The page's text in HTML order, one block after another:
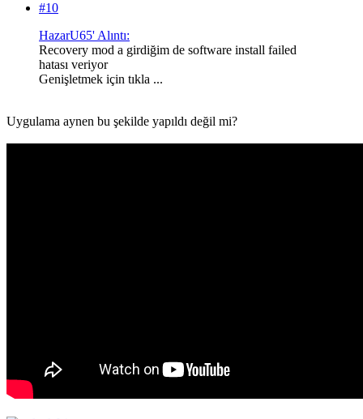
#10
HazarU65' Alıntı:
Recovery mod a girdiğim de software install failed
hatası veriyor
Genişletmek için tıkla ...
Uygulama aynen bu şekilde yapıldı değil mi?